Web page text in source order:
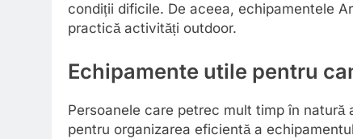
condiții dificile. De aceea, echipamentele
practică activități outdoor.
Echipamente utile pentru
Persoanele care petrec mult timp în
pentru organizarea eficientă a